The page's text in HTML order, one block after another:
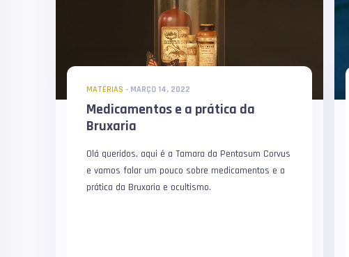
MATÉRIAS - MARÇO 14, 2022
Medicamentos e a prática da
Bruxaria
Olá queridos, aqui é a Tamara da Pentasum Corvus
e vamos falar um pouco sobre medicamentos e a
prática da Bruxaria e ocultismo.